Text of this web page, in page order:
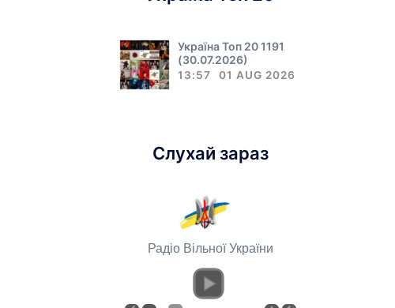
Україна Топ 20 1191
(30.07.2026)
13:57 01 AUG 2026
Слухай зараз
Радіо Вільної України